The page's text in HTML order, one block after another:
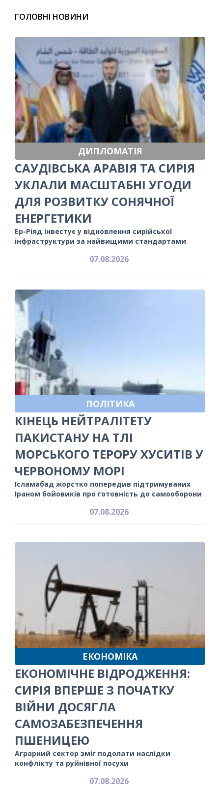
ГОЛОВНІ НОВИНИ
ДИПЛОМАТІЯ
САУДІВСЬКА АРАВІЯ ТА СИРІЯ
УКЛАЛИ МАСШТАБНІ УГОДИ
ДЛЯ РОЗВИТКУ СОНЯЧНОЇ
ЕНЕРГЕТИКИ
Ер-Ріяд інвестує у відновлення сирійської
інфраструктури за найвищими стандартами
07.08.2026
ПОЛІТИКА
КІНЕЦЬ НЕЙТРАЛІТЕТУ
ПАКИСТАНУ НА ТЛІ
МОРСЬКОГО ТЕРОРУ ХУСИТІВ У
ЧЕРВОНОМУ МОРІ
Ісламабад жорстко попередив підтримуваних
Іраном бойовиків про готовність до самооборони
07.08.2026
ЕКОНОМІКА
ЕКОНОМІЧНЕ ВІДРОДЖЕННЯ:
СИРІЯ ВПЕРШЕ З ПОЧАТКУ
ВІЙНИ ДОСЯГЛА
САМОЗАБЕЗПЕЧЕННЯ
ПШЕНИЦЕЮ
Аграрний сектор зміг подолати наслідки
конфлікту та руйнівної посухи
07.08.2026